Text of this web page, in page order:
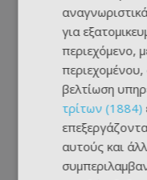
για
περιεχόμενο,
βελτίωση
τρίτων (1884)
αυτούς και